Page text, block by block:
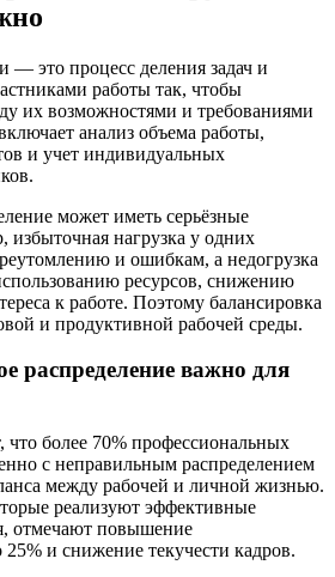
— это процесс деления задач и
работы так, чтобы
их возможностями и требованиями
анализ объема работы,
и учет индивидуальных
может иметь серьёзные
избыточная нагрузка у одних
и ошибкам, а недогрузка
ресурсов, снижению
к работе. Поэтому балансировка
и продуктивной рабочей среды.
распределение важно для
что более 70% профессиональных
с неправильным распределением
между рабочей и личной жизнью.
реализуют эффективные
отмечают повышение
25% и снижение текучести кадров.